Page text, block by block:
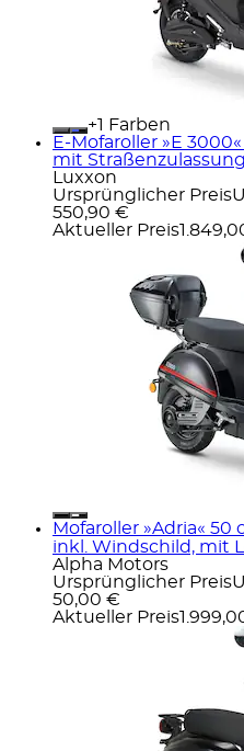
+
Farben
E-Mofaroller »E
mit
Luxxon
Ursprünglicher Preis
550,90 €
Aktueller Preis
Mofaroller »Adria« 50
inkl. Windschild, mit
Alpha Motors
Ursprünglicher Preis
50,00 €
Aktueller Preis